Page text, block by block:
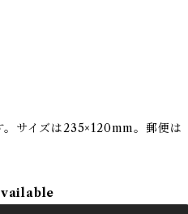
。サイズは235×120mm。郵便は